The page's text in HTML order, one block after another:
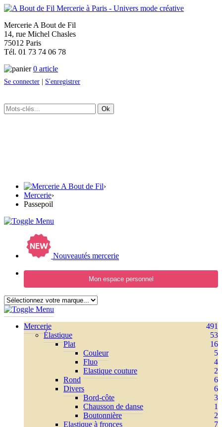
Mercerie A Bout de Fil
14, rue Michel Chasles
75012 Paris
Tél. 01 73 74 06 78
0 article
Se connecter | S'enregistrer
Ok
›
Mercerie›
Passepoil
Nouveautés mercerie
Mon espace personnel
Mercerie
491
Élastique
53
Plat
16
Couleur
5
Fluo
4
Elastique couture
2
Rond
6
Divers
6
Bord-côte
3
Chausson de danse
1
Boutonnière
2
Elastique à fronces
7